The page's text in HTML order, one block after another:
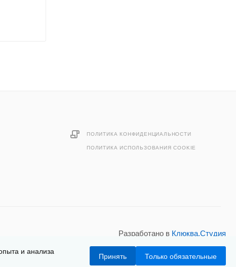
ПОЛИТИКА КОНФИДЕНЦИАЛЬНОСТИ
ПОЛИТИКА ИСПОЛЬЗОВАНИЯ COOKIE
Разработано в Клюква.Студия
и анализа
Принять Только обязательные